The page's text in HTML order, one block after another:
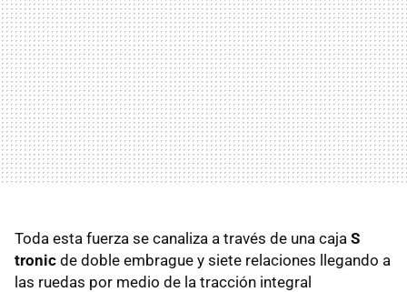
Toda esta fuerza se canaliza a través de una caja S
tronic de doble embrague y siete relaciones llegando a
las ruedas por medio de la tracción integral